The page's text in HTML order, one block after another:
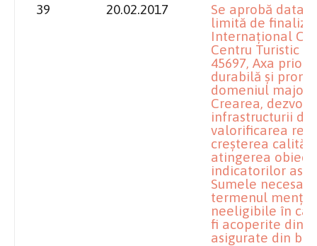
39 20.02.2017
Se aprobă data
limită de
Internaţional
Centru Turistic
45697, Axa
durabilă şi
domeniul major
Crearea,
infrastructurii de
valorificarea
creşterea
atingerea
indicatorilor
Sumele
termenul
neeligibile în
fi acoperite din
asigurate din